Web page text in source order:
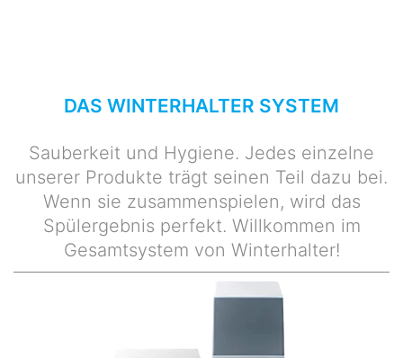
DAS WINTERHALTER SYSTEM
Sauberkeit und Hygiene. Jedes einzelne
unserer Produkte trägt seinen Teil dazu bei.
Wenn sie zusammenspielen, wird das
Spülergebnis perfekt. Willkommen im
Gesamtsystem von Winterhalter!